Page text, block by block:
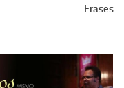
Frases